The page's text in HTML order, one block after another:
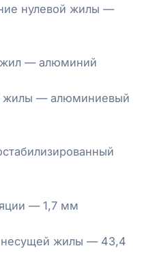
нулевой жилы —
жил — алюминий
жилы — алюминиевый
— 1,7 мм
несущей жилы — 43,4